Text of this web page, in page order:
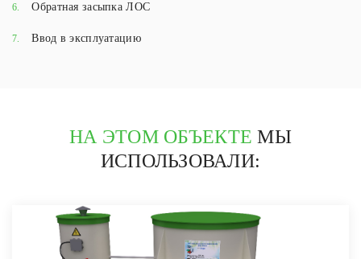
6. Обратная засыпка ЛОС
7. Ввод в эксплуатацию
НА ЭТОМ ОБЪЕКТЕ МЫ
ИСПОЛЬЗОВАЛИ: